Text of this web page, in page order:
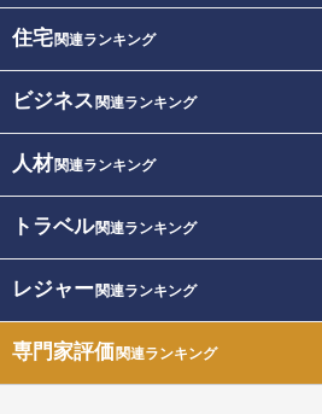
住宅関連ランキング
ビジネス 関連ランキング
人材関連ランキング
トラベル関連ランキング
レジャー関連ランキング
専門家評価関連ランキング